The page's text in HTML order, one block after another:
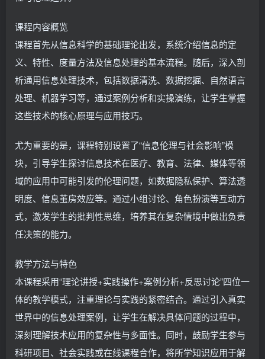
课程内容概览
课程首先从信息科学的基础理论出发，系统介绍信息的定
义、特性、度量方法及信息处理的基本流程。随后，深入剖
析通用信息处理技术，包括数据清洗、数据挖掘、自然语言
处理、机器学习等，通过案例分析和实操演练，让学生掌握
这些技术的核心原理与应用技巧。
尤为重要的是，课程特别设置了“信息伦理与社会影响”模
块，引导学生探讨信息技术在医疗、教育、法律、媒体等领
域的应用中可能引发的伦理问题，如数据隐私保护、算法透
明度、信息茧房效应等。通过小组讨论、角色扮演等互动方
式，激发学生的批判性思维，培养其在复杂情境中做出负责
任决策的能力。
教学方法与特色
本课程采用“理论讲授+实践操作+案例分析+反思讨论”四位一
体的教学模式，注重理论与实践的紧密结合。通过引入真实
世界中的信息处理案例，让学生在解决具体问题的过程中，
深刻理解技术应用的复杂性与多面性。同时，鼓励学生参与
科研项目、社会实践或在线课程合作，将所学知识应用于解